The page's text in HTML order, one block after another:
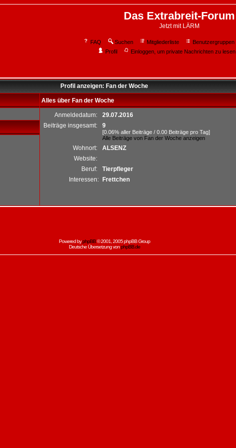
Das Extrabreit-Forum
Jetzt mit LÄRM
FAQ Suchen Mitgliederliste Benutzergruppen
Profil
Einloggen, um private Nachrichten zu lesen
Profil anzeigen: Fan der Woche
Alles über Fan der Woche
Anmeldedatum:
29.07.2016
Beiträge insgesamt:
9
[0.06% aller Beiträge / 0.00 Beiträge pro Tag]
Alle Beiträge von Fan der Woche anzeigen
Wohnort:
ALSENZ
Website:
Beruf:
Tierpfleger
Interessen:
Frettchen
Powered byphpBB© 2001, 2005 phpBB Group
Deutsche Übersetzung vonphpBB.de